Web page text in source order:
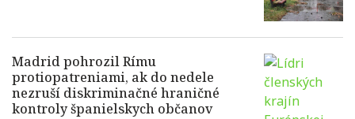
Madrid pohrozil Rímu
protiopatreniami, ak do nedele
nezruší diskriminačné hraničné
kontroly španielskych občanov